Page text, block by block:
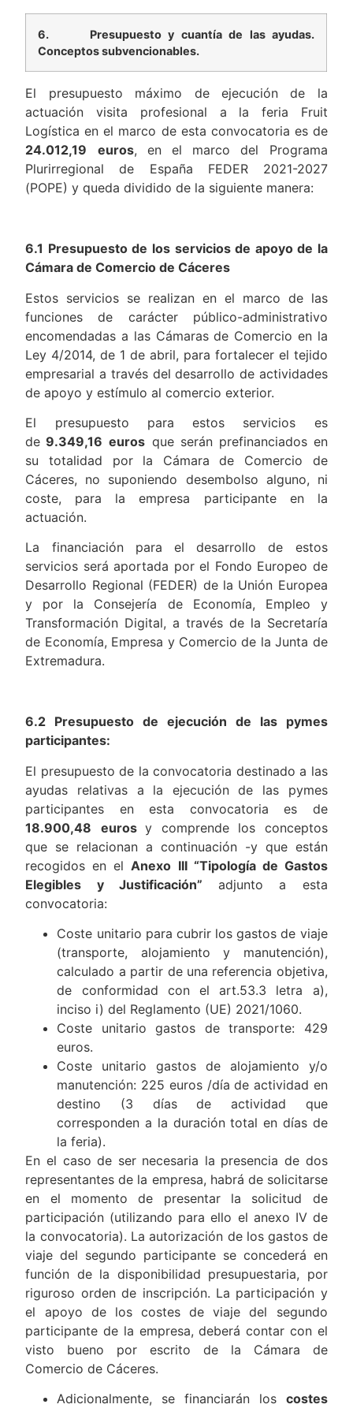
6. Presupuesto y cuantía de las ayudas.
Conceptos subvencionables.
El presupuesto máximo de ejecución de la
actuación visita profesional a la feria Fruit
Logística en el marco de esta convocatoria es de
24.012,19
euros, en el marco del Programa
Plurirregional de España FEDER 2021-2027
(POPE) y queda dividido de la siguiente manera:
6.1 Presupuesto de los servicios de apoyo de la
Cámara de Comercio de Cáceres
Estos servicios se realizan en el marco de las
funciones de carácter público-administrativo
encomendadas a las Cámaras de Comercio en la
Ley 4/2014, de 1 de abril, para fortalecer el tejido
empresarial a través del desarrollo de actividades
de apoyo y estímulo al comercio exterior.
El presupuesto para estos servicios es
de 9.349,16 euros que serán prefinanciados en
su totalidad por la Cámara de Comercio de
Cáceres, no suponiendo desembolso alguno, ni
coste, para la empresa participante en la
actuación.
La financiación para el desarrollo de estos
servicios será aportada por el Fondo Europeo de
Desarrollo Regional (FEDER) de la Unión Europea
y por la Consejería de Economía, Empleo y
Transformación Digital, a través de la Secretaría
de Economía, Empresa y Comercio de la Junta de
Extremadura.
6.2 Presupuesto de ejecución de las pymes
participantes:
El presupuesto de la convocatoria destinado a las
ayudas relativas a la ejecución de las pymes
participantes en esta convocatoria es de
18.900,48
eurosy comprende los conceptos
que se relacionan a continuación -y que están
recogidos en elAnexo III “Tipología de Gastos
Elegibles y Justificación” adjunto a esta
convocatoria:
Coste unitario para cubrir los gastos de viaje
(transporte, alojamiento y manutención),
calculado a partir de una referencia objetiva,
de conformidad con el art.53.3 letra a),
inciso i) del Reglamento (UE) 2021/1060.
Coste unitario gastos de transporte: 429
euros.
Coste unitario gastos de alojamiento y/o
manutención: 225 euros /día de actividad en
destino (3 días de actividad que
corresponden a la duración total en días de
la feria).
En el caso de ser necesaria la presencia de dos
representantes de la empresa, habrá de solicitarse
en el momento de presentar la solicitud de
participación (utilizando para ello el anexo IV de
la convocatoria). La autorización de los gastos de
viaje del segundo participante se concederá en
función de la disponibilidad presupuestaria, por
riguroso orden de inscripción. La participación y
el apoyo de los costes de viaje del segundo
participante de la empresa, deberá contar con el
visto bueno por escrito de la Cámara de
Comercio de Cáceres.
Adicionalmente, se financiarán los costes